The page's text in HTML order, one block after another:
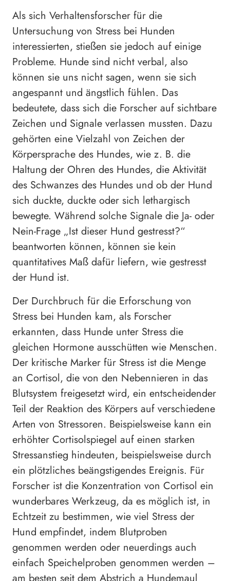
Als sich Verhaltensforscher für die
Untersuchung von Stress bei Hunden
interessierten, stießen sie jedoch auf einige
Probleme. Hunde sind nicht verbal, also
können sie uns nicht sagen, wenn sie sich
angespannt und ängstlich fühlen. Das
bedeutete, dass sich die Forscher auf sichtbare
Zeichen und Signale verlassen mussten. Dazu
gehörten eine Vielzahl von Zeichen der
Körpersprache des Hundes, wie z. B. die
Haltung der Ohren des Hundes, die Aktivität
des Schwanzes des Hundes und ob der Hund
sich duckte, duckte oder sich lethargisch
bewegte. Während solche Signale die Ja- oder
Nein-Frage „Ist dieser Hund gestresst?“
beantworten können, können sie kein
quantitatives Maß dafür liefern, wie gestresst
der Hund ist.
Der Durchbruch für die Erforschung von
Stress bei Hunden kam, als Forscher
erkannten, dass Hunde unter Stress die
gleichen Hormone ausschütten wie Menschen.
Der kritische Marker für Stress ist die Menge
an Cortisol, die von den Nebennieren in das
Blutsystem freigesetzt wird, ein entscheidender
Teil der Reaktion des Körpers auf verschiedene
Arten von Stressoren. Beispielsweise kann ein
erhöhter Cortisolspiegel auf einen starken
Stressanstieg hindeuten, beispielsweise durch
ein plötzliches beängstigendes Ereignis. Für
Forscher ist die Konzentration von Cortisol ein
wunderbares Werkzeug, da es möglich ist, in
Echtzeit zu bestimmen, wie viel Stress der
Hund empfindet, indem Blutproben
genommen werden oder neuerdings auch
einfach Speichelproben genommen werden –
am besten seit dem Abstrich a Hundemaul